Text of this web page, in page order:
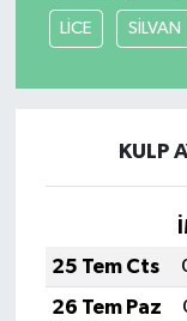
LİCE SİLVAN
KULP
25 Tem Cts
26 Tem Paz